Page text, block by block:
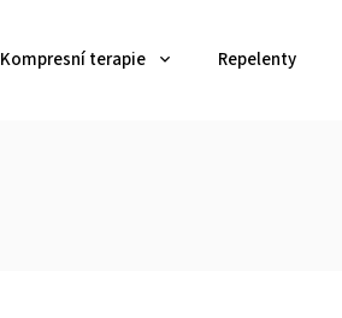
Kompresní terapie Repelenty